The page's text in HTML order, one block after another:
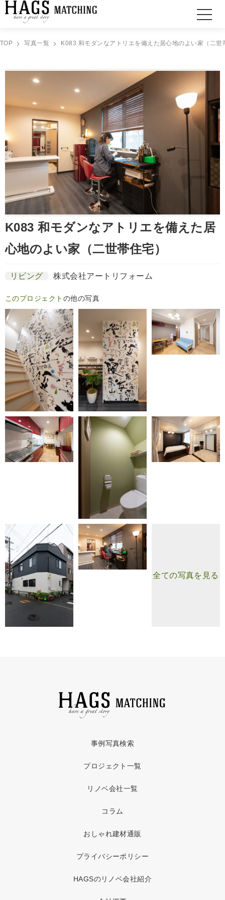
TOP 写真一覧 K083 和モダンなアトリエを備えた居心地のよい家（二世
K083 和モダンなアトリエを備えた居
心地のよい家（二世帯住宅）
リビング 株式会社アートリフォーム
このプロジェクト の他の写真
全ての写真を見る
事例写真検索
プロジェクト一覧
リノベ会社一覧
コラム
おしゃれ建材通販
プライバシーポリシー
HAGSのリノベ会社紹介